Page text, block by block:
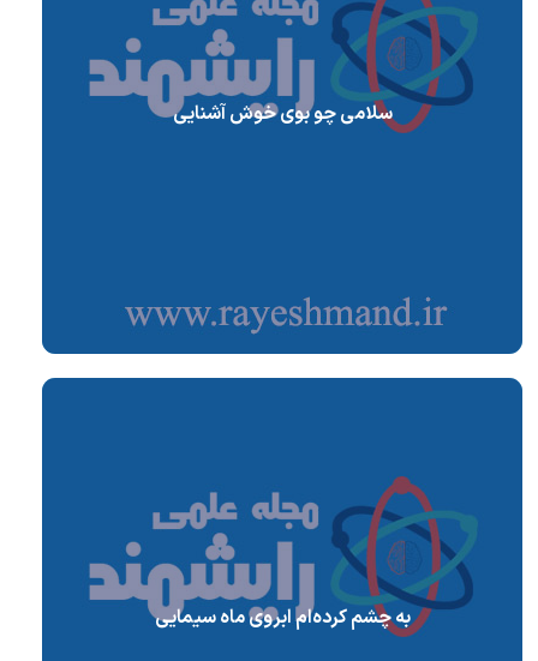
سلامی چو بوی خوش آشنایی
به چشم کرده‌ام ابروی ماه سیمایی